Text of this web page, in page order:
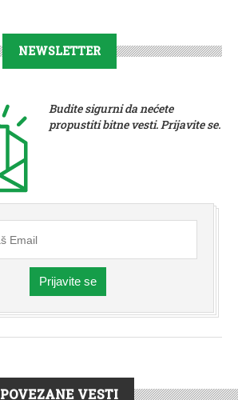
NEWSLETTER
Budite sigurni da nećete
propustiti bitne vesti. Prijavite se.
Prijavite se
POVEZANE VESTI